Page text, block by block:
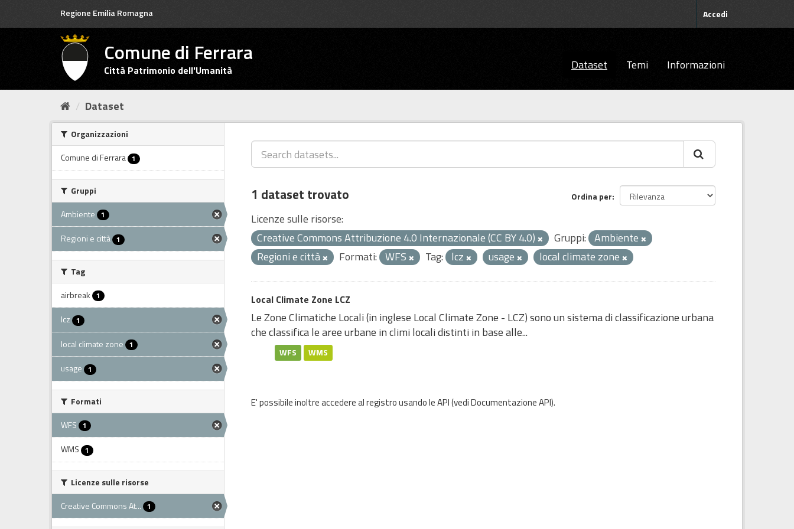
Regione Emilia Romagna Accedi
Comune di Ferrara
Città Patrimonio dell'Umanità Dataset Temi Informazioni
Dataset
Organizzazioni
Comune di Ferrara 1
Gruppi
Ambiente 1
Regioni e città 1
Tag
airbreak 1
lcz 1
local climate zone 1
usage 1
Formati
WFS 1
WMS 1
Licenze sulle risorse
Creative Commons At... 1
Ordina per
1 dataset trovato
Licenze sulle risorse:
Creative Commons Attribuzione 4.0 Internazionale (CC BY 4.0)
Gruppi: Ambiente
Regioni e città
Formati: WFS Tag: lcz usage local climate zone
Local Climate Zone LCZ
Le Zone Climatiche Locali (in inglese Local Climate Zone - LCZ) sono un sistema di classificazione urbana
che classifica le aree urbane in climi locali distinti in base alle...
WFS WMS
E' possibile inoltre accedere al registro usando leAPI(vediDocumentazione API).